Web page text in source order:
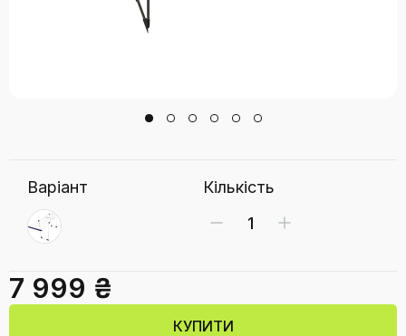
Варіант Кількість
7 999 ₴
КУПИТИ